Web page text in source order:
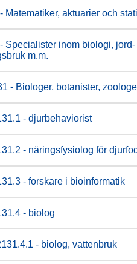
Matematiker, aktuarier och
Specialister inom biologi, jord-
m.m.
- Biologer, botanister,
- djurbehaviorist
- näringsfysiolog för
- forskare i bioinformatik
- biolog
- biolog, vattenbruk